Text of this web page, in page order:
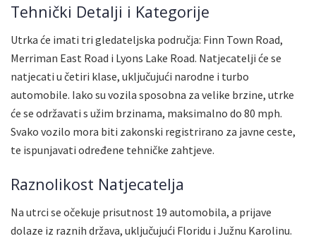
Tehnički Detalji i Kategorije
Utrka će imati tri gledateljska područja: Finn Town Road,
Merriman East Road i Lyons Lake Road. Natjecatelji će se
natjecati u četiri klase, uključujući narodne i turbo
automobile. Iako su vozila sposobna za velike brzine, utrke
će se održavati s užim brzinama, maksimalno do 80 mph.
Svako vozilo mora biti zakonski registrirano za javne ceste,
te ispunjavati određene tehničke zahtjeve.
Raznolikost Natjecatelja
Na utrci se očekuje prisutnost 19 automobila, a prijave
dolaze iz raznih država, uključujući Floridu i Južnu Karolinu.